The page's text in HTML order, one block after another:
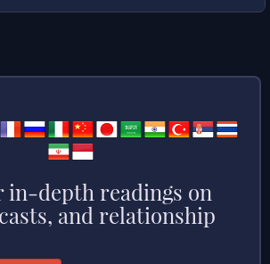
in-depth readings on
and relationship